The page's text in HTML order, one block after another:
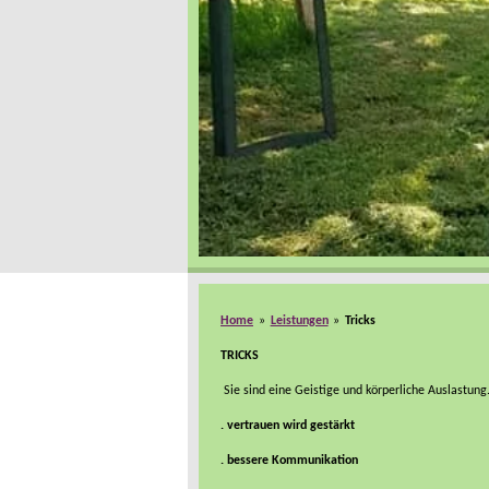
Home » Leistungen » Tricks
TRICKS
Sie sind eine Geistige und körperliche Auslastung.
. vertrauen wird gestärkt
. bessere Kommunikation